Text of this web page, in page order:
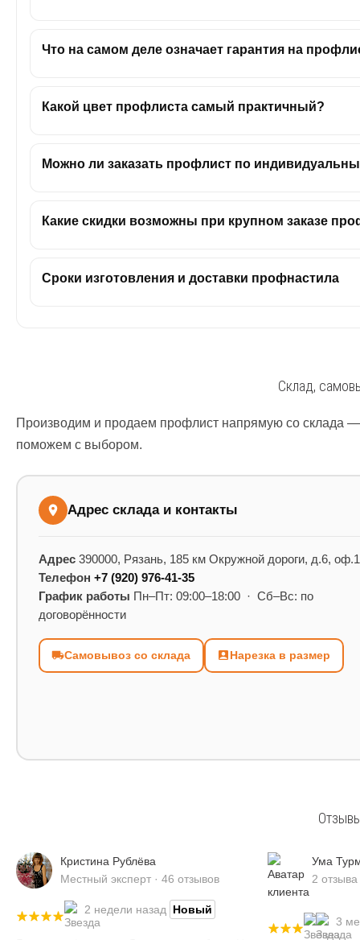
Что на самом деле означает гарантия на
Какой цвет профлиста самый практичный?
Можно ли заказать профлист по
Какие скидки возможны при крупном заказе
Сроки изготовления и доставки профнастила
Склад,
Производим и продаем профлист напрямую со склада
поможем с выбором.
Адрес склада и контакты
Адрес390000, Рязань, 185 км Окружной дороги, д.6,
Телефон +7 (920) 976-41-35
График работы Пн–Пт: 09:00–18:00 · Сб–Вс: по
договорённости
Самовывоз со склада Нарезка в размер
Кристина Рублёва
Местный эксперт · 46 отзывов
2 недели назад Новый
Ума
2 отзыва
3